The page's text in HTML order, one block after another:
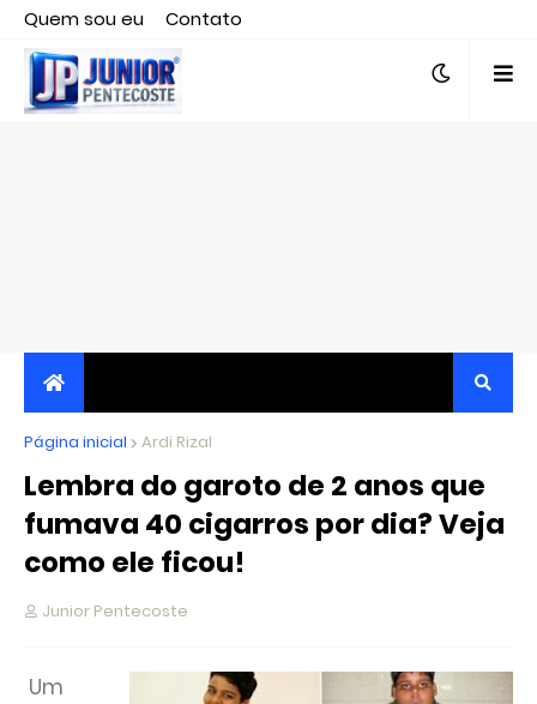
Quem sou eu
Contato
Editor responsável, jornalista Clovis Almeida.
JORNALISMO INDEPENDENTE, TRANSPARENTE E
CRÍTICO
Página inicial Ardi Rizal
Lembra do garoto de 2 anos que
fumava 40 cigarros por dia? Veja
como ele ficou!
Junior Pentecoste
Um